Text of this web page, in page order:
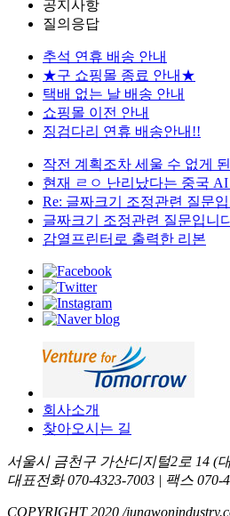
공지사항
질의응답
추석 연휴 배송 안내
★구 쇼핑몰 종료 안내★
택배 없는 날 배송 안내
쇼핑몰 이전 안내
징검다리 연휴 배송안내!!
작전 계획조차 세울 수 없게
현재 ㄹㅇ 난리났다는 중국
Re: 글짜크기 조정관련 질문
글짜크기 조정관련 질문입니
감열프린터로 출력한 리본
회사소개
찾아오시는 길
서울시 금천구 가산디지털2로 14 (
대표전화 070-4323-7003 | 팩스 070-
COPYRIGHT 2020 /